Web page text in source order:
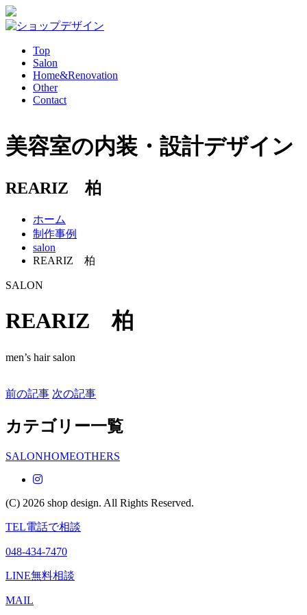
Top
Salon
Home&Renovation
Other
Contact
美容室の内装・設計デザイン
REARIZ 柏
ホーム
制作事例
salon
REARIZ 柏
SALON
REARIZ 柏
men’s hair salon
前の記事 次の記事
カテゴリー一覧
SALONHOMEOTHERS
(C) 2026 shop design. All Rights Reserved.
TEL電話で相談
048-434-7470
LINE無料相談
MAIL